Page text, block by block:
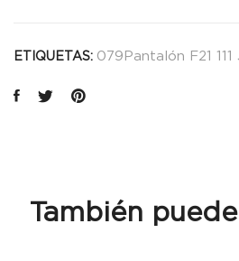
ETIQUETAS: 079Pantalón F21 111
También